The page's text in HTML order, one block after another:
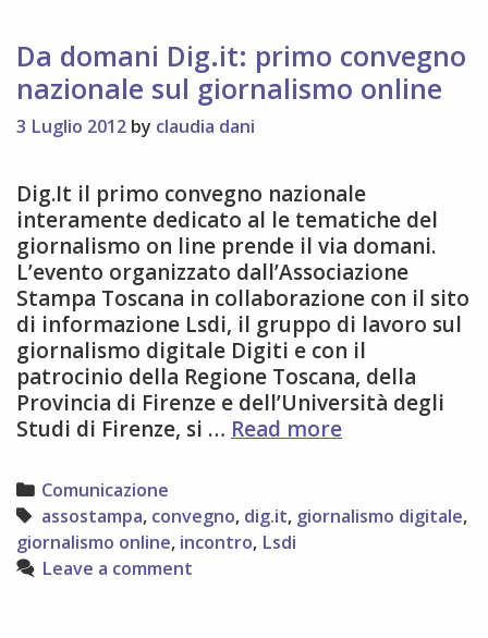
a
Firenze
Da domani Dig.it: primo convegno
nazionale sul giornalismo online
3 Luglio 2012 by claudia dani
Dig.It il primo convegno nazionale
interamente dedicato al le tematiche del
giornalismo on line prende il via domani.
L’evento organizzato dall’Associazione
Stampa Toscana in collaborazione con il sito
di informazione Lsdi, il gruppo di lavoro sul
giornalismo digitale Digiti e con il
patrocinio della Regione Toscana, della
Provincia di Firenze e dell’Università degli
Studi di Firenze, si … Read moreDa
primo
convegno
Categories
Comunicazione
Tags
assostampa, convegno, dig.it, giornalismo digitale,
giornalismo online, incontro, Lsdi
Leave a comment